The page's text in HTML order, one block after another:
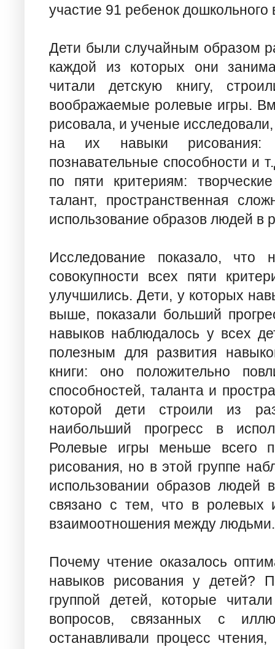
участие 91 ребенок дошкольного
Дети были случайным образом
каждой из которых они
читали детскую книгу,
воображаемые ролевые игры.
рисовала, и ученые
на их навыки рисования:
познавательные способности и
по пяти критериям:
талант, пространственная
использование образов людей в
Исследование показало,
совокупности всех пяти
улучшились. Дети, у которых
выше, показали больший
навыков наблюдалось у всех
полезным для развития
книги: оно положительно
способностей, таланта и
которой дети строили из
наибольший прогресс в
Ролевые игры меньше всего
рисования, но в этой группе
использовании образов людей
связано с тем, что в ролевых
взаимоотношения между людьми.
Почему чтение оказалось
навыков рисования у детей?
группой детей, которые
вопросов, связанных с
останавливали процесс